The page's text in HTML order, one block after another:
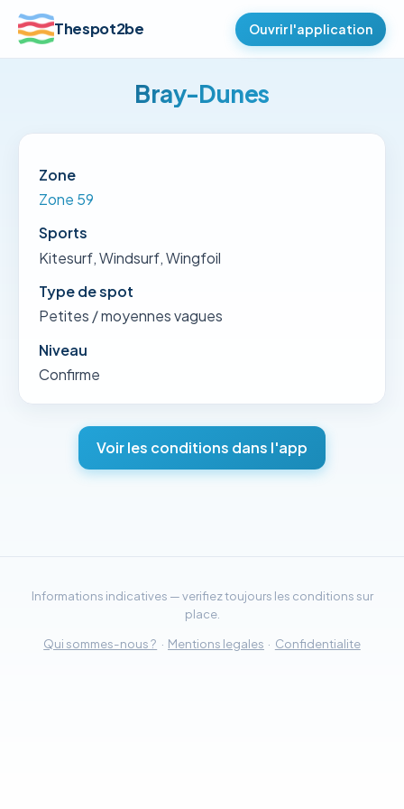
Thespot2be Ouvrir l'application
Bray-Dunes
Zone
Zone 59
Sports
Kitesurf, Windsurf, Wingfoil
Type de spot
Petites / moyennes vagues
Niveau
Confirme
Voir les conditions dans l'app
Informations indicatives — verifiez toujours les conditions sur
place.
Qui sommes-nous ? · Mentions legales · Confidentialite